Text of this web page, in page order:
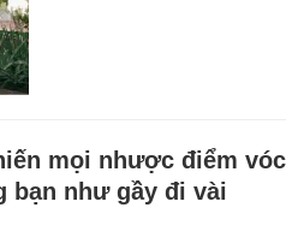
mọi nhược điểm vóc
bạn như gầy đi vài